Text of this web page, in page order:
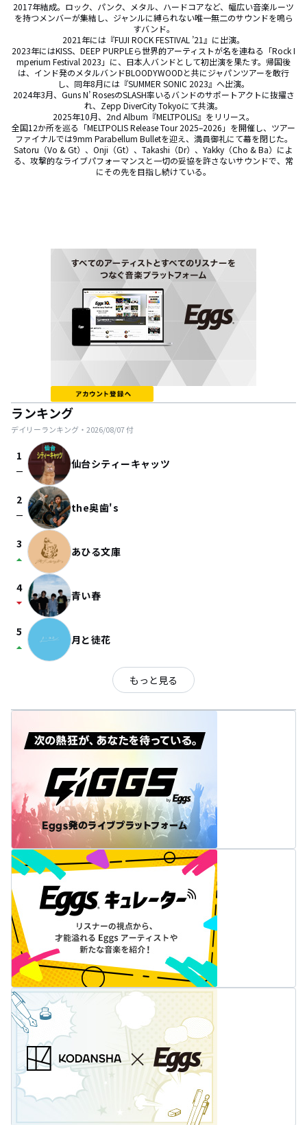
2017年結成。ロック、パンク、メタル、ハードコアなど、幅広い音楽ルーツ
を持つメンバーが集結し、ジャンルに縛られない唯一無二のサウンドを鳴ら
すバンド。
2021年には『FUJI ROCK FESTIVAL ’21』に出演。
2023年にはKISS、DEEP PURPLEら世界的アーティストが名を連ねる「Rock I
mperium Festival 2023」に、日本人バンドとして初出演を果たす。帰国後
は、インド発のメタルバンドBLOODYWOODと共にジャパンツアーを敢行
し、同年8月には『SUMMER SONIC 2023』へ出演。
2024年3月、Guns N’ RosesのSLASH率いるバンドのサポートアクトに抜擢さ
れ、Zepp DiverCity Tokyoにて共演。
2025年10月、2nd Album『MELTPOLIS』をリリース。
全国12か所を巡る「MELTPOLIS Release Tour 2025–2026」を開催し、ツアー
ファイナルでは9mm Parabellum Bulletを迎え、満員御礼にて幕を閉じた。
Satoru（Vo & Gt）、Onji（Gt）、Takashi（Dr）、Yakky（Cho & Ba）によ
る、攻撃的なライブパフォーマンスと一切の妥協を許さないサウンドで、常
にその先を目指し続けている。
ランキング
デイリーランキング・ 2026/08/07付
1
check_indeterminate_small 仙台シティーキャッツ
2
check_indeterminate_small the奥歯's
3
arrow_drop_up あひる文庫
4
arrow_drop_down 青い春
5
arrow_drop_up 月と徒花
もっと見る